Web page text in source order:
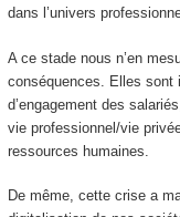
dans l’univers
A ce stade nous n’en
conséquences. Elles sont
d’engagement des
vie professionnel/vie
ressources humaines.
De même, cette crise a